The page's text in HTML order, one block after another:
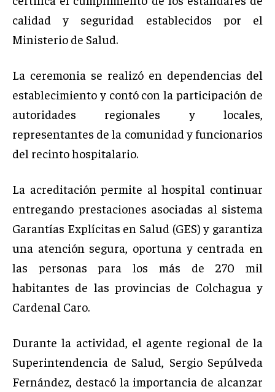
calidad y seguridad establecidos por el
Ministerio de Salud.
La ceremonia se realizó en dependencias del
establecimiento y contó con la participación de
autoridades regionales y locales,
representantes de la comunidad y funcionarios
del recinto hospitalario.
La acreditación permite al hospital continuar
entregando prestaciones asociadas al sistema
Garantías Explícitas en Salud (GES) y garantiza
una atención segura, oportuna y centrada en
las personas para los más de 270 mil
habitantes de las provincias de Colchagua y
Cardenal Caro.
Durante la actividad, el agente regional de la
Superintendencia de Salud, Sergio Sepúlveda
Fernández, destacó la importancia de alcanzar